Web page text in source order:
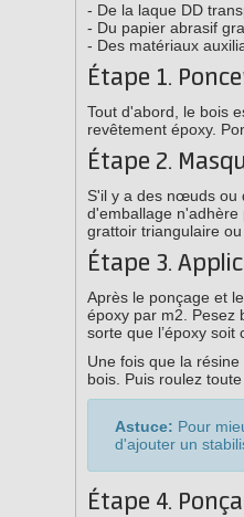
- De la laque DD
- Du papier abrasif
- Des matériaux
Étape 1.
Tout d'abord, le bois
revêtement époxy.
Étape 2.
S'il y a des nœuds ou
d'emballage n'adhère
grattoir triangulaire
Étape 3.
Après le ponçage et
époxy par m2. Pesez
sorte que l’époxy soit
Une fois que la
bois. Puis roulez
Astuce: Pour
d'ajouter un
Étape 4.